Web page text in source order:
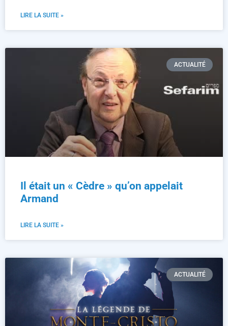
LIRE LA SUITE »
ACTUALITÉ
Il était un « Cèdre » qu’on appelait
Armand
LIRE LA SUITE »
ACTUALITÉ